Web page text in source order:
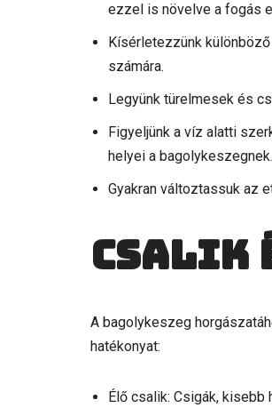
ezzel is növelve a fogás
Kísérletezzünk
számára.
Legyünk türelmesek és
Figyeljünk a víz alatti
helyei a bagolykeszegnek.
Gyakran változtassuk az
Csalik
A bagolykeszeg
hatékonyat:
Élő csalik: Csigák,